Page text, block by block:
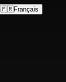
🇫🇷Français